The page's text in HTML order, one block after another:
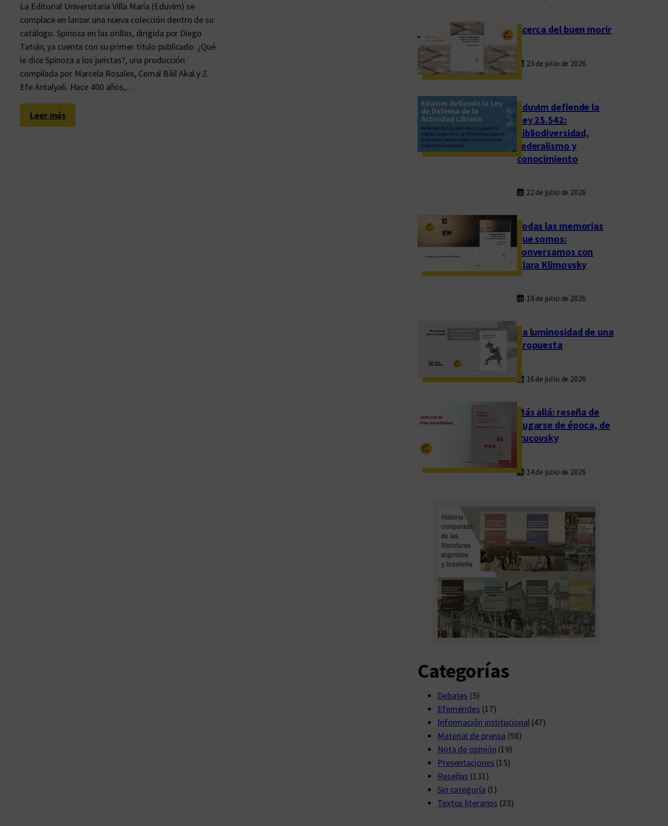
La Editorial Universitaria Villa María (Eduvim) se
complace en lanzar una nueva colección dentro de su
catálogo. Spinoza en las orillas, dirigida por Diego
Tatián, ya cuenta con su primer título publicado: ¿Qué
le dice Spinoza a los juristas?, una producción
compilada por Marcela Rosales, Cemal Bâil Akal y Z.
Efe Antalyali. Hace 400 años,…
Leer más:
C
Acerca del buen morir
23 de julio de 2026
Eduvim defiende la
Ley 25.542:
bibliodiversidad,
federalismo y
conocimiento
22 de julio de 2026
Todas las memorias
que somos:
conversamos con
Clara Klimovsky
19 de julio de 2026
La luminosidad de una
propuesta
16 de julio de 2026
Más allá: reseña de
Fugarse de época, de
Rucovsky
14 de julio de 2026
Categorías
Debates (5)
Efemérides (17)
Información institucional(47)
Material de prensa (98)
Nota de opinión (19)
Presentaciones (15)
Reseñas (131)
Sin categoría (1)
Textos literarios (23)